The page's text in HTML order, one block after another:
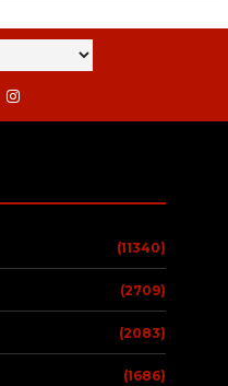
(11340)
(2709)
(2083)
(1686)